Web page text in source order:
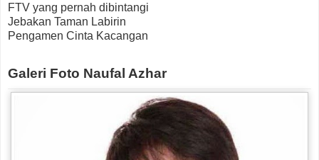
FTV yang pernah dibintangi
Jebakan Taman Labirin
Pengamen Cinta Kacangan
Galeri Foto Naufal Azhar